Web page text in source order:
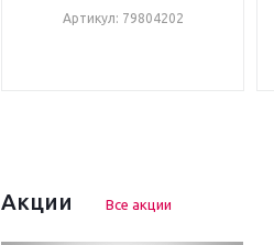
Артикул: 79804202
Акции Все акции